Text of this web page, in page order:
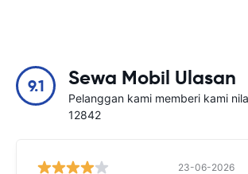
9.1 Sewa Mobil Ulasan
Pelanggan kami memberi kami
12842
23-06-2026